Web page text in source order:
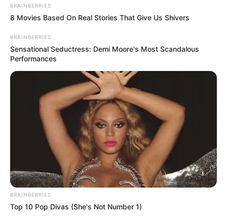
BRAINBERRIES
8 Movies Based On Real Stories That Give Us Shivers
BRAINBERRIES
Sensational Seductress: Demi Moore's Most Scandalous
Performances
BRAINBERRIES
Top 10 Pop Divas (She's Not Number 1)